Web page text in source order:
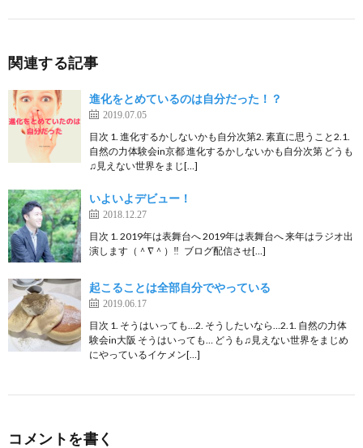
関連する記事
進化をとめているのは自分だった！？
2019.07.05
目次 1. 進化するかしないかも自分次第2. 素直に思うこと2.1.
自然の力体験会in京都 進化するかしないかも自分次第 どうも
♫見えない世界をまじ[…]
いよいよデビュー！
2018.12.27
目次 1. 2019年は表舞台へ 2019年は表舞台へ 来年はラジオ出
演します（＾∇＾）‼️ ブログ配信させ[…]
起こることは全部自分でやっている
2019.06.17
目次 1. そうはいっても…2. そうしたいなら…2.1. 自然の力体
験会in大阪 そうはいっても… どうも♫見えない世界をまじめ
にやっているイケメン[…]
コメントを書く